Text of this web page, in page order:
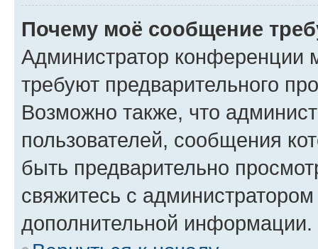
Почему моё сообщение
Администратор конференции
требуют предварительного
Возможно также, что
пользователей, сообщения
быть предварительно
свяжитесь с
дополнительной информации.